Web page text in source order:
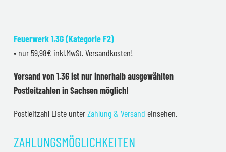
Feuerwerk 1.3G (Kategorie F2)
• nur 59,98€ inkl.MwSt. Versandkosten!
Versand von 1.3G ist nur innerhalb ausgewählten
Postleitzahlen in Sachsen möglich!
Postleitzahl Liste unterZahlung & Versand einsehen.
ZAHLUNGSMÖGLICHKEITEN